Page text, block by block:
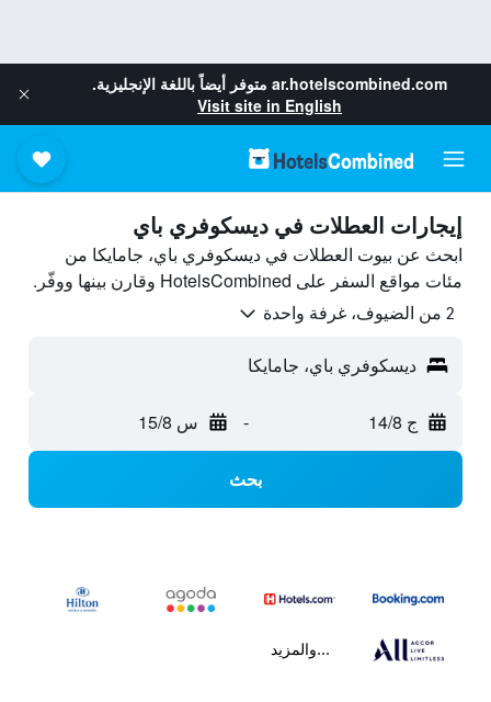
ar.hotelscombined.com متوفر أيضاً باللغة الإنجليزية.
Visit site in English
إيجارات العطلات في ديسكوفري باي
ابحث عن بيوت العطلات في ديسكوفري باي، جامايكا من
مئات مواقع السفر على HotelsCombined وقارن بينها ووفّر.
2 من الضيوف، غرفة واحدة
ديسكوفري باي، جامايكا
ج 14/8 - س 15/8
بحث
...والمزيد